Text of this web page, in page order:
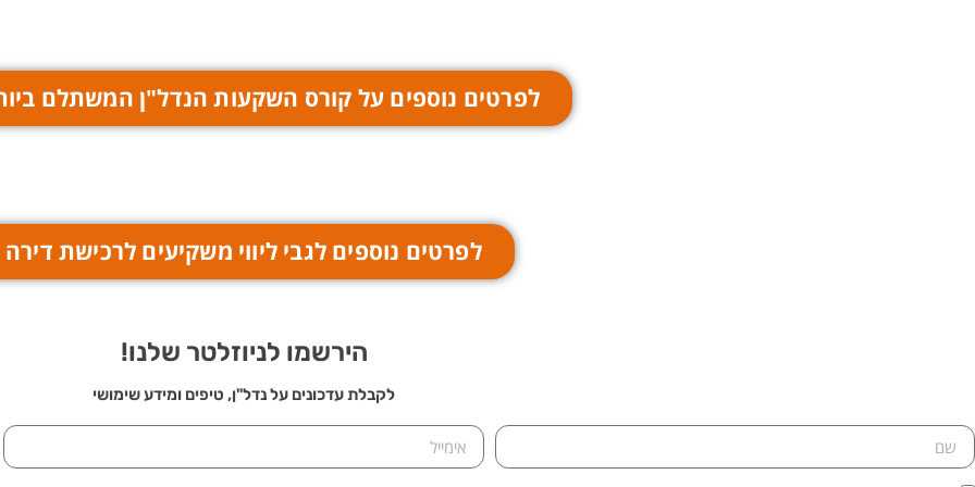
לפרטים נוספים על קורס השקעות הנדל"ן המשתלם
לפרטים נוספים לגבי ליווי משקיעים לרכישת דירה
הירשמו לניוזלטר שלנו!
לקבלת עדכונים על נדל"ן, טיפים ומידע שימושי